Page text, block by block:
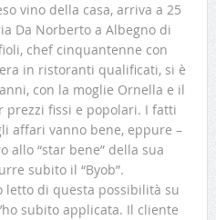
vino della casa, arriva a 25
Da Norberto a Albegno di
chef cinquantenne con
in ristoranti qualificati, si è
con la moglie Ornella e il
prezzi fissi e popolari. I fatti
affari vanno bene, eppure –
allo “star bene” della sua
subito il “Byob”.
letto di questa possibilità su
subito applicata. Il cliente